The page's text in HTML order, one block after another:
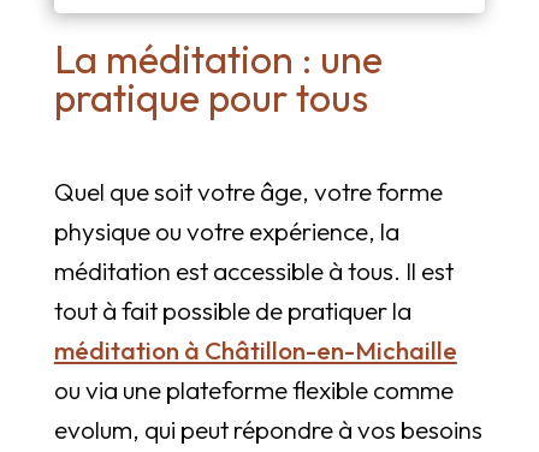
La méditation : une
pratique pour tous
Quel que soit votre âge, votre forme
physique ou votre expérience, la
méditation est accessible à tous. Il est
tout à fait possible de pratiquer la
méditation à Châtillon-en-Michaille
ou via une plateforme flexible comme
evolum, qui peut répondre à vos besoins